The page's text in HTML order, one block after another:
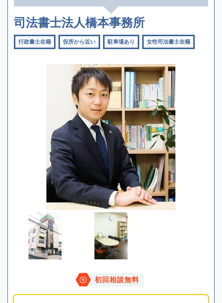
司法書士法人橋本事務所
行政書士在籍 役所から近い 駐車場あり 女性司法書士在籍
初回相談無料